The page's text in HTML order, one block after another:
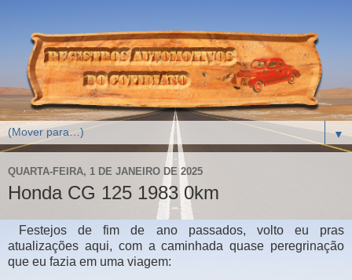
▼
QUARTA-FEIRA, 1 DE JANEIRO DE 2025
Honda CG 125 1983 0km
Festejos de fim de ano passados, volto eu pras
atualizações aqui, com a caminhada quase peregrinação
que eu fazia em uma viagem: